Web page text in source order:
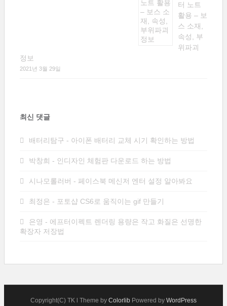
터 노트
활용 – 보
스 소재,
속성, 부
위파괴
정보
2021년 3월 29일
최신 댓글
배터리탐구 - 아이폰 배터리 교체 시기 확인하는 방법
박창희 - 인디자인 체험판 다운로드 하는 방법
시나모롤러버 - 페이스북 메신저 엔터 설정 알아봐요
최정은 - 포토샵 CS6로 움직이는 gif 만들기
은영 - 에프터이펙트 렌더링 용량은 작고 화질은 선명한
확장자 저장법
Copyright(C) TK l Theme by Colorlib Powered by WordPress